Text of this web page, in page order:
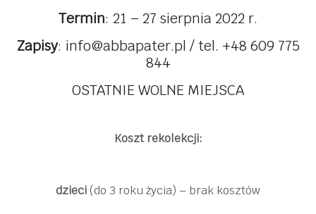
Termin: 21 – 27 sierpnia 2022 r.
Zapisy: info@abbapater.pl / tel. +48 609 775
844
OSTATNIE WOLNE MIEJSCA
Koszt rekolekcji:
dzieci (do 3 roku życia) – brak kosztów